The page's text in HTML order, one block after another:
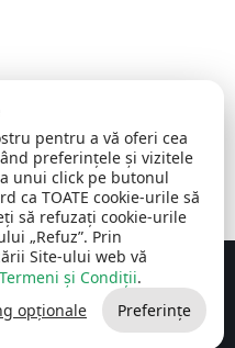
drepturile rezervate
Publice SRL
pentru a vă oferi cea
preferințele și vizitele
unui click pe butonul
ca TOATE cookie-urile să
să refuzați cookie-urile
„Refuz”. Prin
Site-ului web vă
Termeni și Condiții.
opționale Preferințe